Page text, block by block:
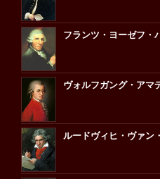
フランツ・ヨーゼフ・
ヴォルフガング・アマ
ルードヴィヒ・ヴァン